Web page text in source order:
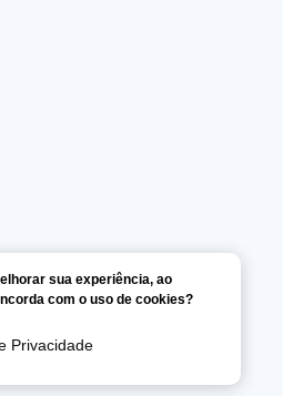
sua experiência, ao
com o uso de cookies?
Privacidade